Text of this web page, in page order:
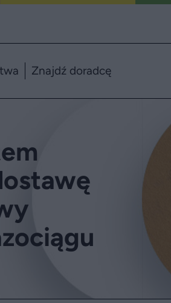
Znajdź doradcę